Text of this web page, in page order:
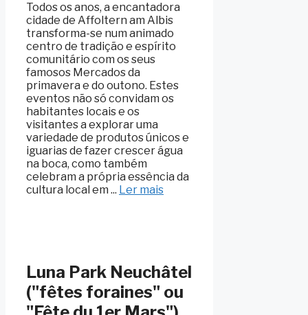
Todos os anos, a encantadora
cidade de Affoltern am Albis
transforma-se num animado
centro de tradição e espírito
comunitário com os seus
famosos Mercados da
primavera e do outono. Estes
eventos não só convidam os
habitantes locais e os
visitantes a explorar uma
variedade de produtos únicos e
iguarias de fazer crescer água
na boca, como também
celebram a própria essência da
cultura local em ... Ler mais
Luna Park Neuchâtel
("fêtes foraines" ou